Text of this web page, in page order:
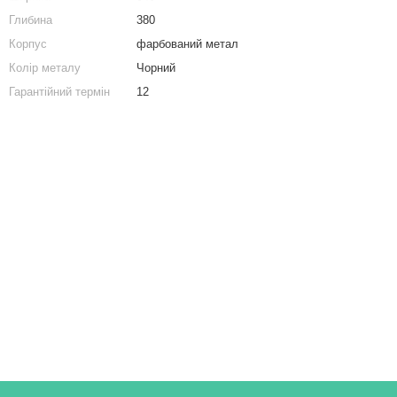
Комод в спальню
Купити комода
Настінний вішак з гачками для передпокою
Глибина
380
Корпус
фарбований метал
Колір металу
Чорний
Гарантійний термін
12